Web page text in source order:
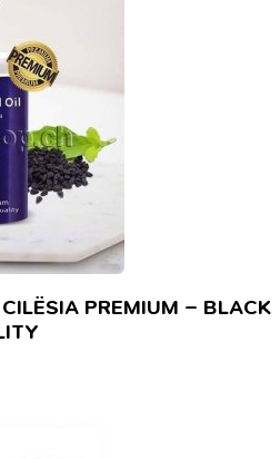
PREMIUM – BLACK